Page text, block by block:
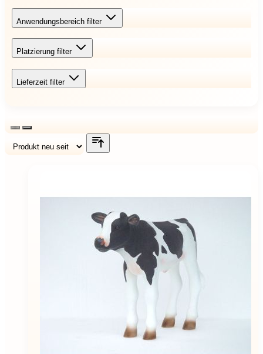
Anwendungsbereich filter
Platzierung filter
Lieferzeit filter